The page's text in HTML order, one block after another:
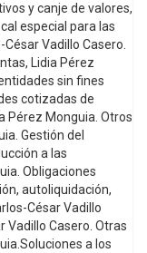
y canje de valores,
especial para las
Vadillo Casero.
Lidia Pérez
sin fines
cotizadas de
Pérez Monguia. Otros
Gestión del
a las
Obligaciones
autoliquidación,
César Vadillo
Vadillo Casero. Otras
a los